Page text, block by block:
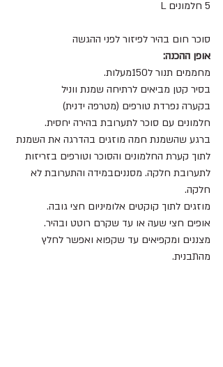
5 חלמונים L
סוכר חום בהיר לפיזור לפני ההגשה
אופן ההכנה:
מחממים תנור ל150מעלות.
בסיר קטן מביאים לרתיחה שמנת ווניל
בקערה נפרדת טורפים (מטרפה ידנית)
חלמונים עם סוכר לתערובת בהירה יחסית.
ברגע שהשמנת חמה מוזגים בהדרגה את השמנת
לתוך קערת החלמונים והסוכר וטורפים בזריזות
לתערובת חלקה. מסנניםבמידה והתערובת לא
חלקה.
מוזגים לתוך קוקטים אלומיניום חצי גובה.
אופים חצי שעה או עד שקרם רוטט ובהיר.
מצננים ומקפיאים עד שקפוא ואפשר לחלץ
מהתבנית.